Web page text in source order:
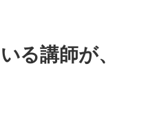
る講師が、